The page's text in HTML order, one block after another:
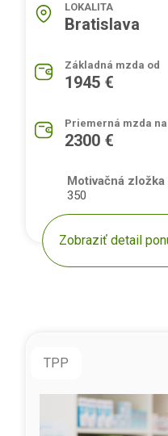
LOKALITA
Bratislava
Základná mzda od
1945 €
Priemerná mzda
2300 €
Motivačná
350
Zobraziť detail
TPP